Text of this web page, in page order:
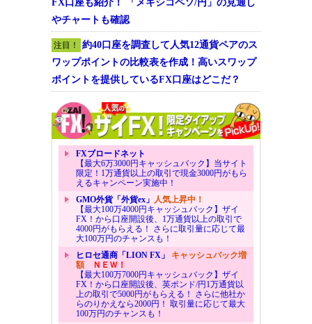
FX口座も紹介！ 「メキシコペソ/円」の見通し
やチャートも確認
注目！
約40口座を調査して人気12通貨ペアのス
ワップポイントの比較表を作成！高いスワップ
ポイントを提供しているFX口座はどこだ？
FXブロードネット
【最大6万3000円キャッシュバック】当サイト
限定！1万通貨以上の取引で現金3000円がもら
えるキャンペーン実施中！
GMO外貨「外貨ex」 人気上昇中！
【最大100万4000円キャッシュバック】ザイ
FX！から口座開設後、1万通貨以上の取引で
4000円がもらえる！ さらに取引量に応じて最
大100万円のチャンスも！
ヒロセ通商「LION FX」 キャッシュバック増
額ＮＥＷ！
【最大100万7000円キャッシュバック】ザイ
FX！から口座開設後、英ポンド/円1万通貨以
上の取引で5000円がもらえる！ さらに他社か
らのりかえなら2000円！ 取引量に応じて最大
100万円のチャンスも！